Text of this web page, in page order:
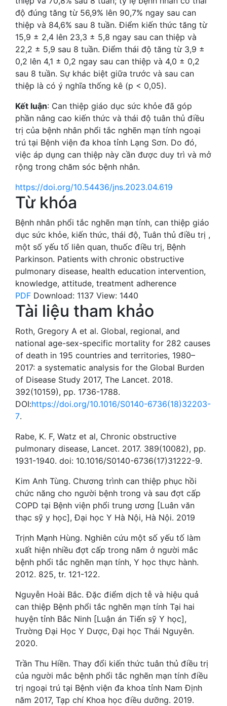
độ đúng tăng từ 56,9% lên 90,7% ngay sau can
thiệp và 84,6% sau 8 tuần. Điểm kiến thức tăng từ
15,9 ± 2,4 lên 23,3 ± 5,8 ngay sau can thiệp và
22,2 ± 5,9 sau 8 tuần. Điểm thái độ tăng từ 3,9 ±
0,2 lên 4,1 ± 0,2 ngay sau can thiệp và 4,0 ± 0,2
sau 8 tuần. Sự khác biệt giữa trước và sau can
thiệp là có ý nghĩa thống kê (p < 0,05).
Kết luận: Can thiệp giáo dục sức khỏe đã góp
phần nâng cao kiến thức và thái độ tuân thủ điều
trị của bệnh nhân phổi tắc nghẽn mạn tính ngoại
trú tại Bệnh viện đa khoa tỉnh Lạng Sơn. Do đó,
việc áp dụng can thiệp này cần được duy trì và mở
rộng trong chăm sóc bệnh nhân.
https://doi.org/10.54436/jns.2023.04.619
Từ khóa
Bệnh nhân phổi tắc nghẽn mạn tính, can thiệp giáo
dục sức khỏe, kiến thức, thái độ, Tuân thủ điều trị ,
một số yếu tố liên quan, thuốc điều trị, Bệnh
Parkinson. Patients with chronic obstructive
pulmonary disease, health education intervention,
knowledge, attitude, treatment adherence
PDF Download: 1137 View: 1440
Tài liệu tham khảo
Roth, Gregory A et al. Global, regional, and
national age-sex-specific mortality for 282 causes
of death in 195 countries and territories, 1980–
2017: a systematic analysis for the Global Burden
of Disease Study 2017, The Lancet. 2018.
392(10159), pp. 1736-1788.
DOI:https://doi.org/10.1016/S0140-6736(18)32203-
7.
Rabe, K. F, Watz et al, Chronic obstructive
pulmonary disease, Lancet. 2017. 389(10082), pp.
1931-1940. doi: 10.1016/S0140-6736(17)31222-9.
Kim Anh Tùng. Chương trình can thiệp phục hồi
chức năng cho người bệnh trong và sau đợt cấp
COPD tại Bệnh viện phổi trung ương [Luân văn
thạc sỹ y học], Đại học Y Hà Nội, Hà Nội. 2019
Trịnh Mạnh Hùng. Nghiên cứu một số yếu tố làm
xuất hiện nhiều đợt cấp trong năm ở người mắc
bệnh phổi tắc nghẽn mạn tính, Y học thực hành.
2012. 825, tr. 121-122.
Nguyễn Hoài Bắc. Đặc điểm dịch tễ và hiệu quả
can thiệp Bệnh phổi tắc nghẽn mạn tính Tại hai
huyện tỉnh Bắc Ninh [Luận án Tiến sỹ Y học],
Trường Đại Học Y Dược, Đại học Thái Nguyên.
2020.
Trần Thu Hiền. Thay đổi kiến thức tuân thủ điều trị
của người mắc bệnh phổi tắc nghẽn mạn tính điều
trị ngoại trú tại Bệnh viện đa khoa tỉnh Nam Định
năm 2017, Tạp chí Khoa học điều dưỡng. 2019.